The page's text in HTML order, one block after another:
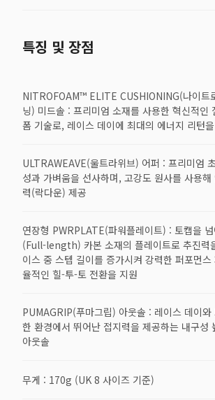
특징 및 장점
NITROFOAM™ ELITE CUSHIONING(나이트
닝) 미드솔 : 프리미엄 소재를 사용한 혁신적인
폼 기술로, 레이스 데이에 최대의 에너지 리턴
ULTRAWEAVE(울트라위브) 어퍼 : 프리미엄
성과 가벼움을 선사하며, 고강도 원사를 사용
력(락다운) 제공
연장형 PWRPLATE(파워플레이트) : 토캡을
(Full-length) 카본 소재의 플레이트로 추진력
이스 중 스텝 길이를 증가시켜 강력한 퍼포먼
율적인 힐-투-토 전환을 지원
PUMAGRIP(푸마그립) 아웃솔 : 레이스 데이
한 환경에서 뛰어난 접지력을 제공하는 내구성
아웃솔
무게 : 170g (UK 8 사이즈 기준)